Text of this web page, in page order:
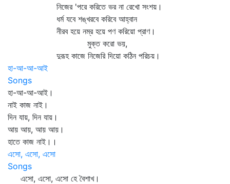
নিজের 'পরে করিতে ভর না রেখো সংশয়।
ধর্ম যবে শঙ্খরবে করিবে আহ্বান
নীরব হয়ে নম্র হয়ে পণ করিয়ো প্রাণ।
মুক্ত করো ভয়,
দুরূহ কাজে নিজেরি দিয়ো কঠিন পরিচয়।
হা-আ-আ-আই
Songs
হা-আ-আ-আই।
নাই কাজ নাই।
দিন যায়, দিন যায়।
আয় আয়, আয় আয়।
হাতে কাজ নাই।।
এসো, এসো, এসো
Songs
এসো, এসো, এসো হে বৈশাখ।